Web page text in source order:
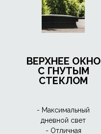
ВЕРХНЕЕ ОКНО
С ГНУТЫМ
СТЕКЛОМ
- Максимальный
дневной свет
- Отличная